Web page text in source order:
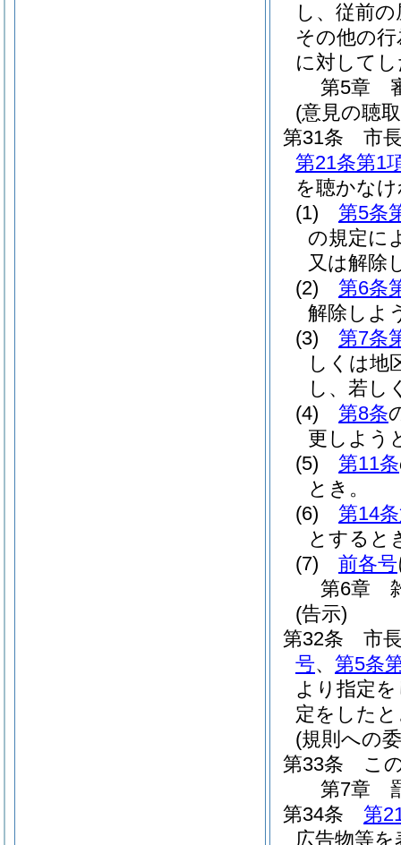
し、従前
その他の
に対して
第5章
(意見の聴
第31条
市
第21条第1
を聴かな
(1)
第5条
の規定に
又は解除
(2)
第6条
解除しよ
(3)
第7条
しくは地
し、若し
(4)
第8条
更しよう
(5)
第11条
とき。
(6)
第14
とすると
(7)
前各号
第6章
(告示)
第32条
市
号、 第5条
より指定
定をした
(規則への
第33条
こ
第7章
第34条
第
広告物等